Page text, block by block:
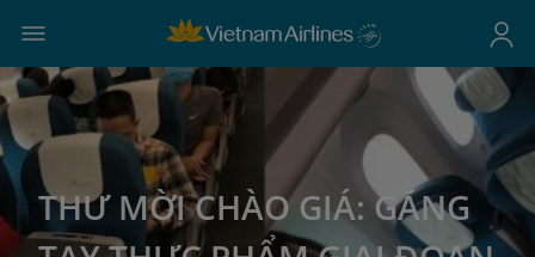
THƯ MỜI CHÀO GIÁ: GĂNG